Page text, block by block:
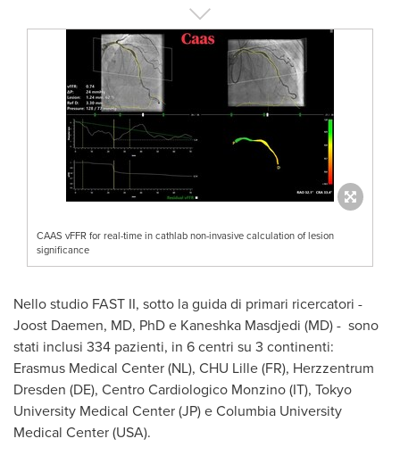
CAAS vFFR for real-time in cathlab non-invasive calculation of lesion
significance
Nello studio FAST II, sotto la guida di primari ricercatori -
Joost Daemen, MD, PhD e Kaneshka Masdjedi (MD) - sono
stati inclusi 334 pazienti, in 6 centri su 3 continenti:
Erasmus Medical Center (NL), CHU Lille (FR), Herzzentrum
Dresden (DE), Centro Cardiologico Monzino (IT), Tokyo
University Medical Center (JP) eColumbia University
Medical Center (USA).